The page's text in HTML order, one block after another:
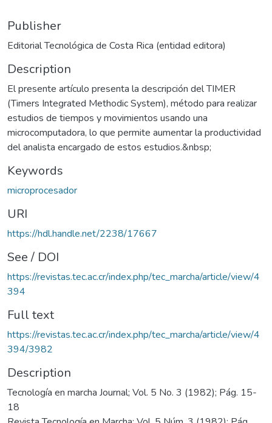
Publisher
Editorial Tecnológica de Costa Rica (entidad editora)
Description
El presente artículo presenta la descripción del TIMER
(Timers Integrated Methodic System), método para realizar
estudios de tiempos y movimientos usando una
microcomputadora, lo que permite aumentar la productividad
del analista encargado de estos estudios.&nbsp;
Keywords
microprocesador
URI
https://hdl.handle.net/2238/17667
See / DOI
https://revistas.tec.ac.cr/index.php/tec_marcha/article/view/4
394
Full text
https://revistas.tec.ac.cr/index.php/tec_marcha/article/view/4
394/3982
Description
Tecnología en marcha Journal; Vol. 5 No. 3 (1982); Pág. 15-
18